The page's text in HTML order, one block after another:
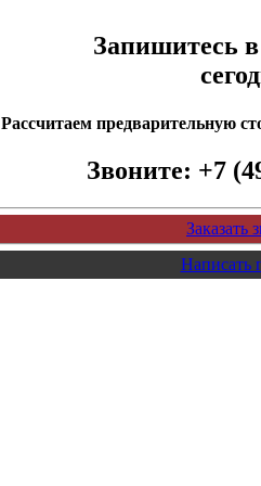
Запишитесь в
Рассчитаем предварительную
Звоните: +7
Заказать
Написать